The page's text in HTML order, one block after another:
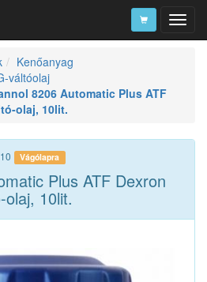
Kenőanyag
váltóolaj
8206 Automatic Plus ATF
olaj, 10lit.
Vágólapra
Plus ATF Dexron
10lit.